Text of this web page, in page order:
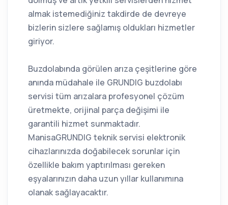
almak istemediğiniz takdirde de devreye
bizlerin sizlere sağlamış oldukları hizmetler
giriyor.
Buzdolabında görülen arıza çeşitlerine göre
anında müdahale ile GRUNDIG buzdolabı
servisi tüm arızalara profesyonel çözüm
üretmekte, orijinal parça değişimi ile
garantili hizmet sunmaktadır.
ManisaGRUNDIG teknik servisi elektronik
cihazlarınızda doğabilecek sorunlar için
özellikle bakım yaptırılması gereken
eşyalarınızın daha uzun yıllar kullanımına
olanak sağlayacaktır.